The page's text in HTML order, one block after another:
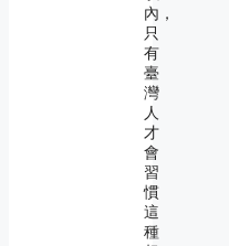
內，
只
有
臺
灣
人
才
會
習
慣
這
種